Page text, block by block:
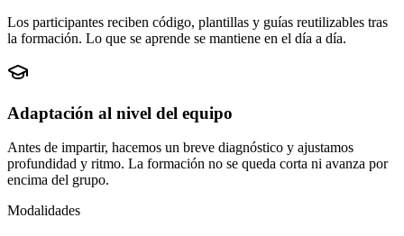
Los participantes reciben código, plantillas y guías reutilizables tras
la formación. Lo que se aprende se mantiene en el día a día.
Adaptación al nivel del equipo
Antes de impartir, hacemos un breve diagnóstico y ajustamos
profundidad y ritmo. La formación no se queda corta ni avanza por
encima del grupo.
Modalidades